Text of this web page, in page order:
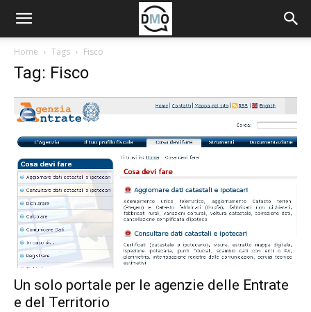
Home Tags Fisco
Tag: Fisco
Un solo portale per le agenzie delle Entrate
e del Territorio